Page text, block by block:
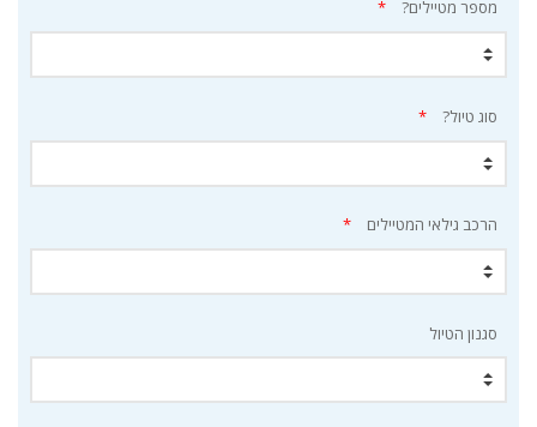
מספר מטיילים? *
סוג טיול? *
הרכב גילאי המטיילים *
סגנון הטיול